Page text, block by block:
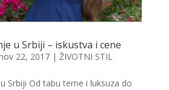
u Srbiji – iskustva i cene
22, 2017| ŽIVOTNI STIL
Srbiji Od tabu teme i luksuza do